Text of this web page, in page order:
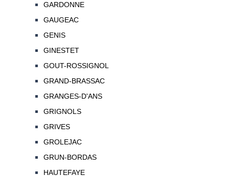
GARDONNE
GAUGEAC
GENIS
GINESTET
GOUT-ROSSIGNOL
GRAND-BRASSAC
GRANGES-D'ANS
GRIGNOLS
GRIVES
GROLEJAC
GRUN-BORDAS
HAUTEFAYE